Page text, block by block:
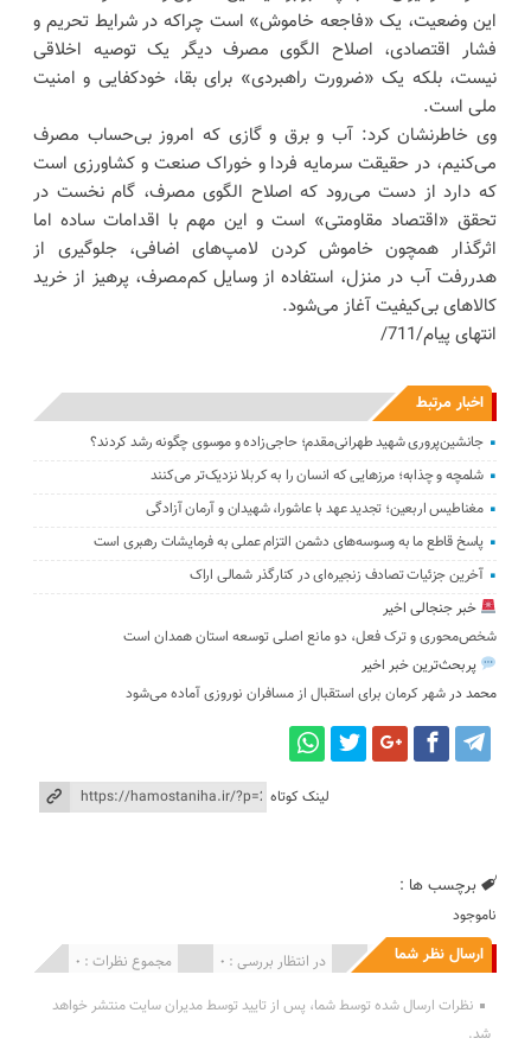
این وضعیت، یک «فاجعه خاموش» است چراکه در شرایط تحریم و
فشار اقتصادی، اصلاح الگوی مصرف دیگر یک توصیه اخلاقی
نیست، بلکه یک «ضرورت راهبردی» برای بقا، خودکفایی و امنیت
ملی است.
وی خاطرنشان کرد: آب و برق و گازی که امروز بی‌حساب مصرف
می‌کنیم، در حقیقت سرمایه فردا و خوراک صنعت و کشاورزی است
که دارد از دست می‌رود که اصلاح الگوی مصرف، گام نخست در
تحقق «اقتصاد مقاومتی» است و این مهم با اقدامات ساده اما
اثرگذار همچون خاموش کردن لامپ‌های اضافی، جلوگیری از
هدررفت آب در منزل، استفاده از وسایل کم‌مصرف، پرهیز از خرید
کالاهای بی‌کیفیت آغاز می‌شود.
انتهای پیام/711/
اخبار مرتبط
جانشین‌پروری شهید طهرانی‌مقدم؛ حاجی‌زاده و موسوی چگونه رشد کردند؟
شلمچه و چذابه؛ مرزهایی که انسان را به کربلا نزدیک‌تر می‌کنند
مغناطیس اربعین؛ تجدید عهد با عاشورا، شهیدان و آرمان آزادگی
پاسخ قاطع ما به وسوسه‌های دشمن التزام عملی به فرمایشات رهبری است
آخرین جزئیات تصادف زنجیره‌ای در کنارگذر شمالی اراک
خبر جنجالی اخیر
شخص‌محوری و ترک فعل، دو مانع اصلی توسعه استان همدان است
پربحث‌ترین خبر اخیر
محمد درشهر کرمان برای استقبال از مسافران نوروزی آماده می‌شود
لینک کوتاه
برچسب ها :
ناموجود
ارسال نظر شما مجموع نظرات : 0 در انتظار بررسی : 0 انتشار یافته : 0
نظرات ارسال شده توسط شما، پس از تایید توسط مدیران سایت منتشر خواهد
شد.